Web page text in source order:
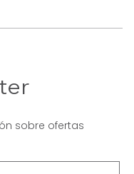
sobre ofertas